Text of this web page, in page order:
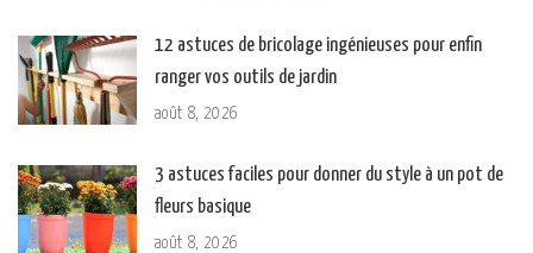
12 astuces de bricolage ingénieuses pour enfin
ranger vos outils de jardin
août 8, 2026
3 astuces faciles pour donner du style à un pot de
fleurs basique
août 8, 2026